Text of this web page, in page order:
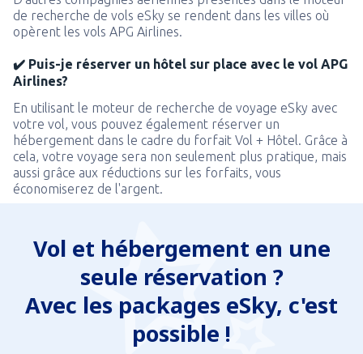
de recherche de vols eSky se rendent dans les villes où
opèrent les vols APG Airlines.
✔️ Puis-je réserver un hôtel sur place avec le vol APG
Airlines?
En utilisant le moteur de recherche de voyage eSky avec
votre vol, vous pouvez également réserver un
hébergement dans le cadre du forfait Vol + Hôtel. Grâce à
cela, votre voyage sera non seulement plus pratique, mais
aussi grâce aux réductions sur les forfaits, vous
économiserez de l'argent.
Vol et hébergement en une
seule réservation ?
Avec les packages eSky, c'est
possible !